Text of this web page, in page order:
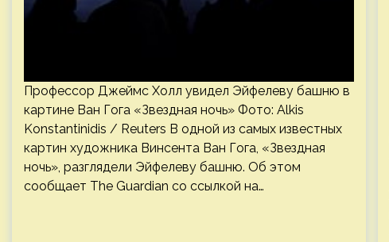
Профессор Джеймс Холл увидел Эйфелеву башню в
картине Ван Гога «Звездная ночь» Фото: Alkis
Konstantinidis / Reuters В одной из самых известных
картин художника Винсента Ван Гога, «Звездная
ночь», разглядели Эйфелеву башню. Об этом
сообщает The Guardian со ссылкой на…